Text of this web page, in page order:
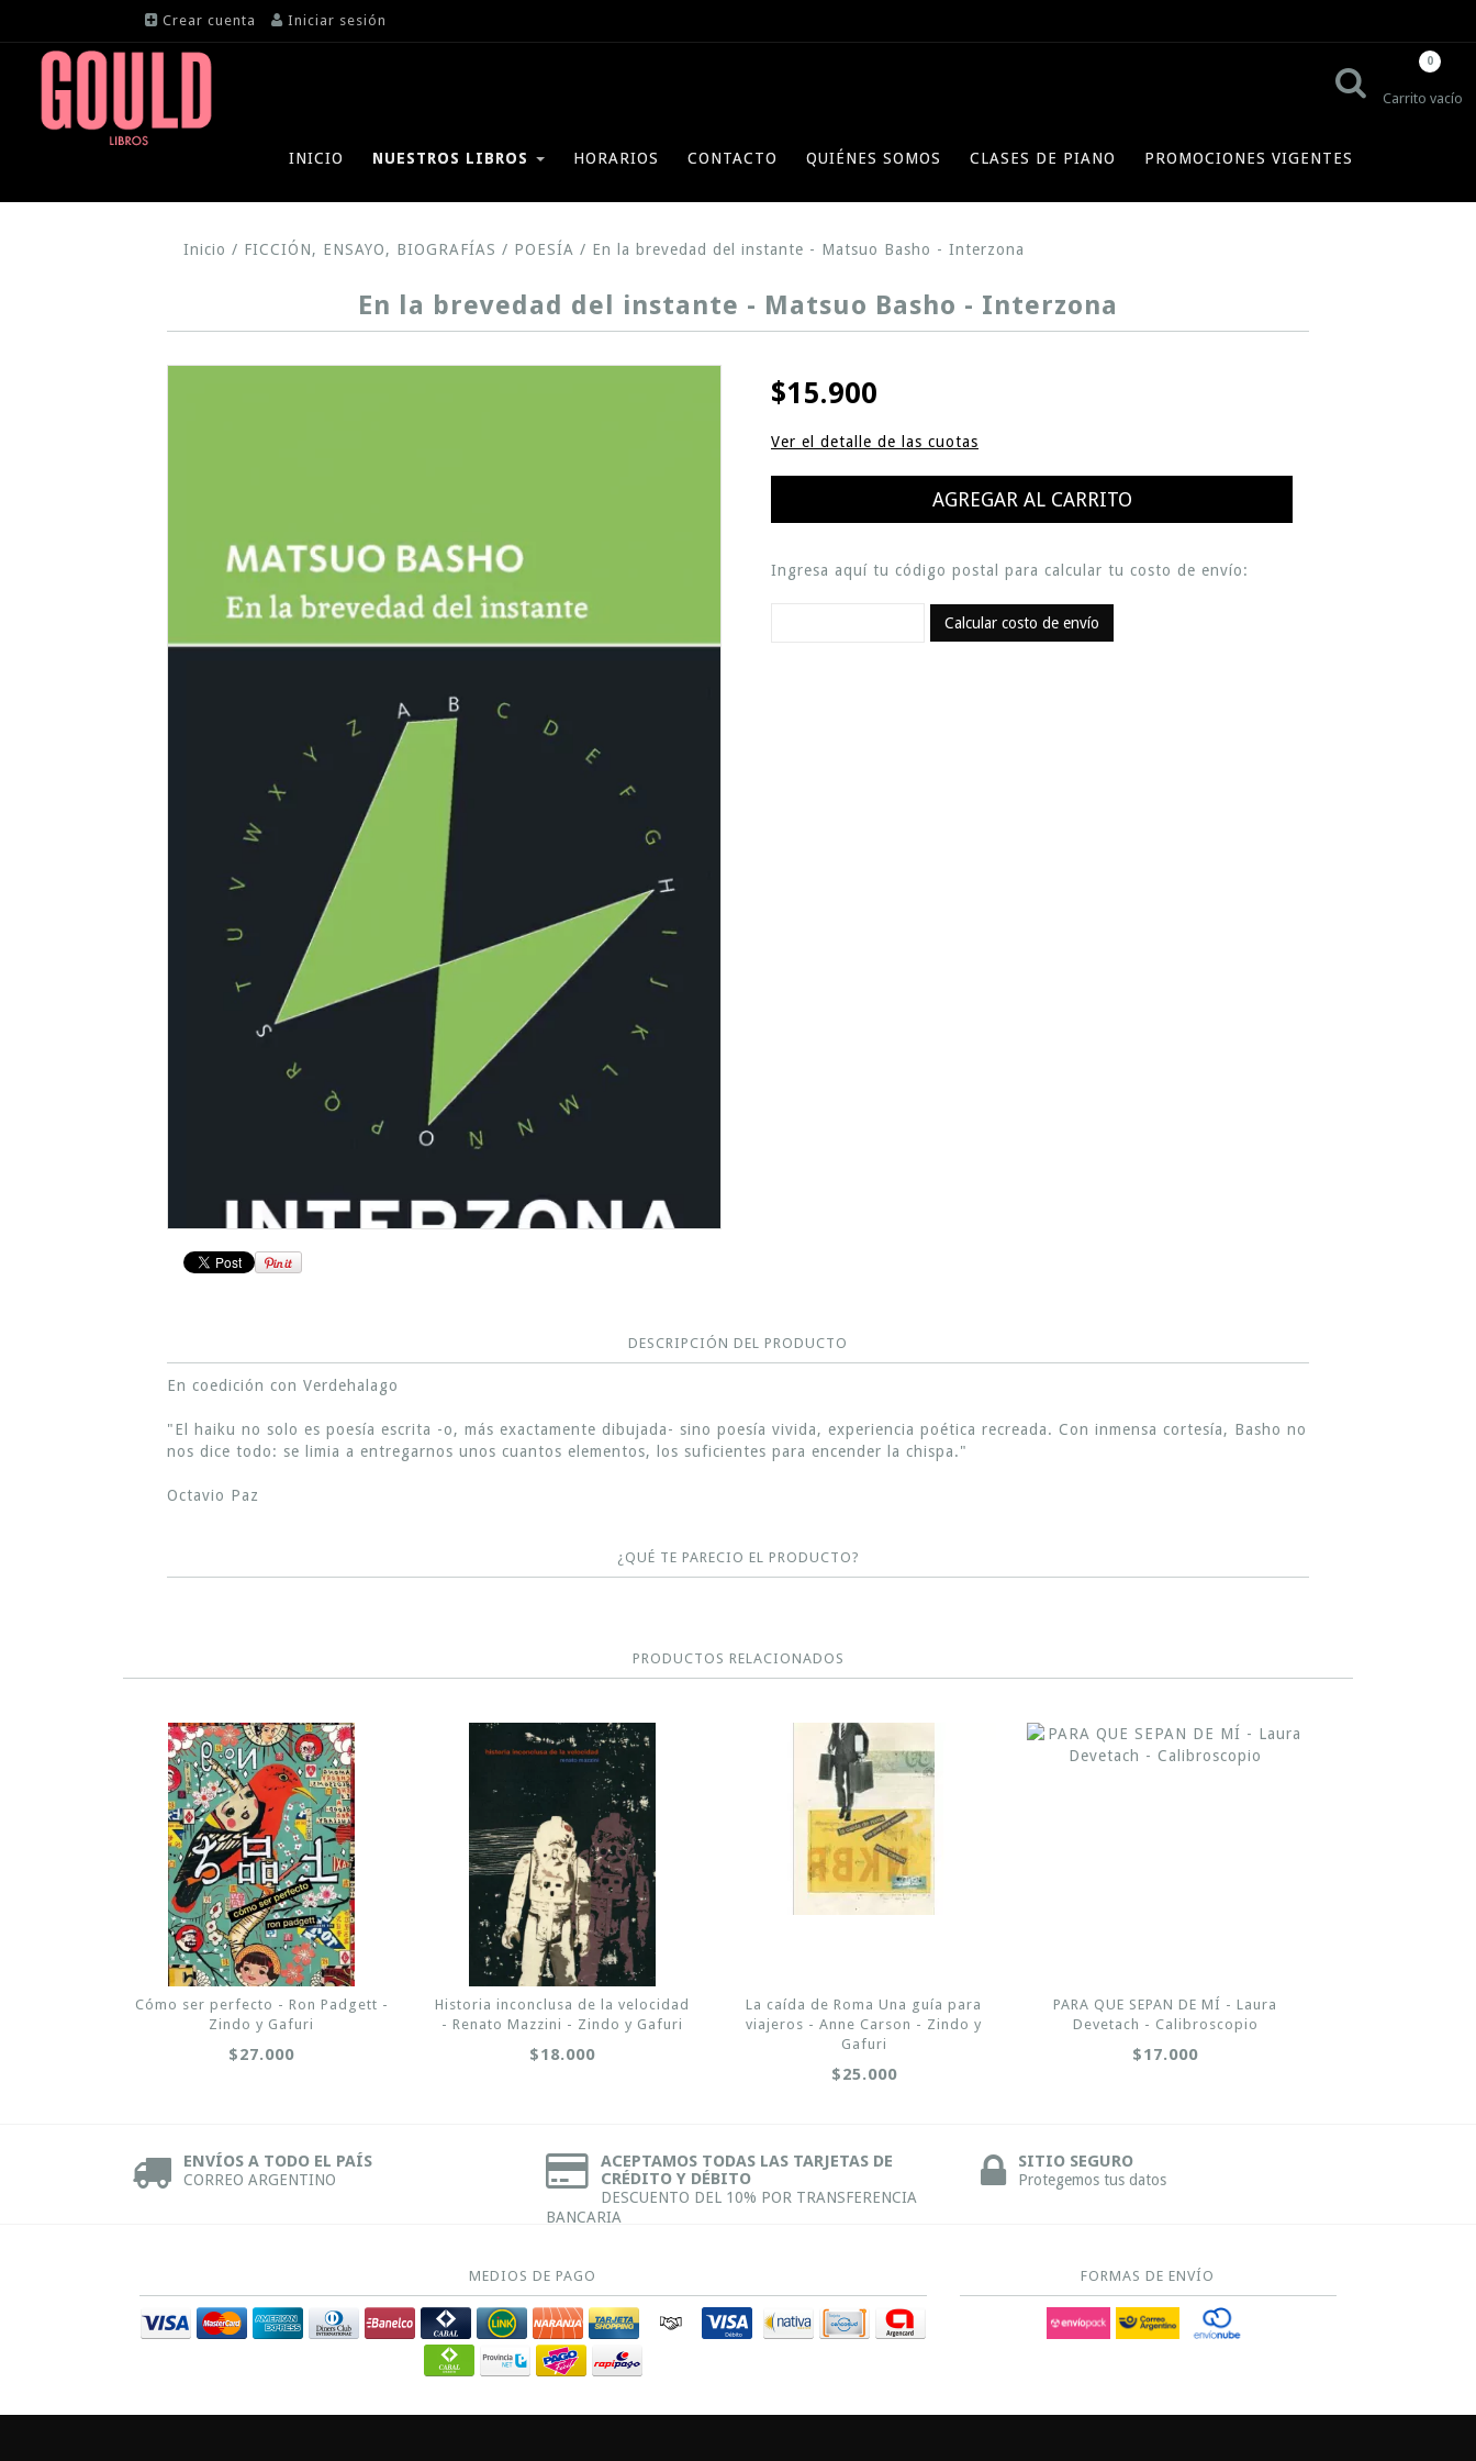
Crear cuenta Iniciar sesión
Carrito vacío
0
INICIO NUESTROS LIBROS HORARIOS CONTACTO QUIÉNES SOMOS CLASES DE PIANO PROMOCIONES VIGENTES
Inicio / FICCIÓN, ENSAYO, BIOGRAFÍAS / POESÍA / En la brevedad del instante - Matsuo Basho - Interzona
En la brevedad del instante - Matsuo Basho - Interzona
$15.900
Ver el detalle de las cuotas
Ingresa aquí tu código postal para calcular tu costo de envío:
Calcular costo de envío
DESCRIPCIÓN DEL PRODUCTO
En coedición con Verdehalago
"El haiku no solo es poesía escrita -o, más exactamente dibujada- sino poesía vivida, experiencia poética recreada. Con inmensa cortesía, Basho no
nos dice todo: se limia a entregarnos unos cuantos elementos, los suficientes para encender la chispa."
Octavio Paz
¿QUÉ TE PARECIO EL PRODUCTO?
PRODUCTOS RELACIONADOS
Cómo ser perfecto - Ron Padgett -
Zindo y Gafuri
$27.000
Historia inconclusa de la velocidad
- Renato Mazzini - Zindo y Gafuri
$18.000
La caída de Roma Una guía para
viajeros - Anne Carson - Zindo y
Gafuri
$25.000
PARA QUE SEPAN DE MÍ - Laura
Devetach - Calibroscopio
$17.000
ENVÍOS A TODO EL PAÍS
CORREO ARGENTINO
ACEPTAMOS TODAS LAS TARJETAS DE
CRÉDITO Y DÉBITO
DESCUENTO DEL 10% POR TRANSFERENCIA
BANCARIA
SITIO SEGURO
Protegemos tus datos
MEDIOS DE PAGO FORMAS DE ENVÍO